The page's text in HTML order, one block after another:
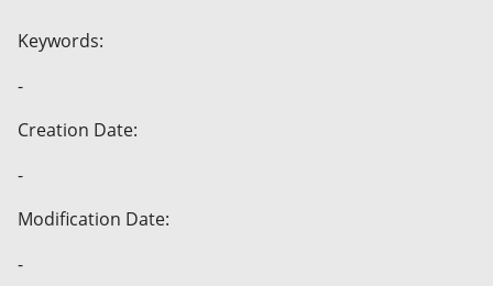
Keywords:
-
Creation Date:
-
Modification Date:
-